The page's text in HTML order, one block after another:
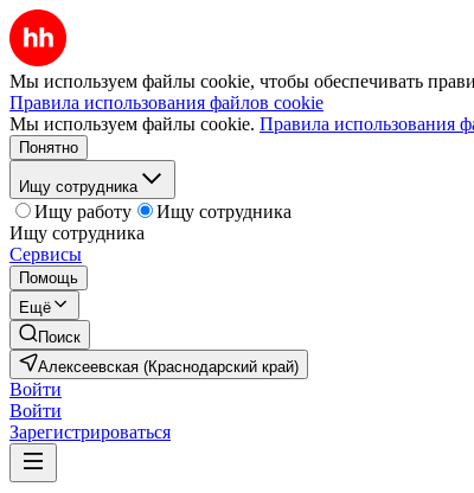
Мы используем файлы cookie, чтобы обеспечивать
Правила использования файлов cookie
Мы используем файлы cookie. Правила использования
Понятно
Ищу сотрудника
Ищу работу
Ищу сотрудника
Ищу сотрудника
Сервисы
Помощь
Ещё
Поиск
Алексеевская (Краснодарский край)
Войти
Войти
Зарегистрироваться